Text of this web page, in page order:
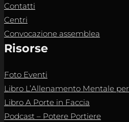
Contatti
Centri
Convocazione assemblea
Risorse
Foto Eventi
Libro L’Allenamento Mentale
Libro A Porte in Faccia
Podcast – Potere Portiere